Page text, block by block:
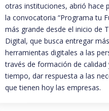
otras instituciones, abrió hace
la convocatoria “Programa tu
más grande desde el inicio de
Digital, que busca entregar
herramientas digitales a las
través de formación de calidad
tiempo, dar respuesta a las
que tienen hoy las empresas.